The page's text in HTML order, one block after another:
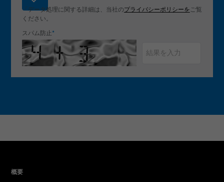
「データ処理に関する詳細は、当社のプライバシーポリシーを ご覧
ください。
スパム防止*
概要